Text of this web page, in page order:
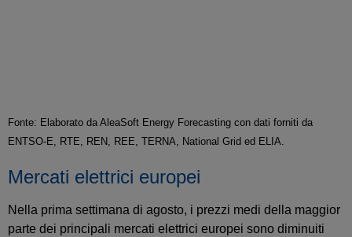
Fonte: Elaborato da AleaSoft Energy Forecasting con dati forniti da
ENTSO-E, RTE, REN, REE, TERNA, National Grid ed ELIA.
Mercati elettrici europei
Nella prima settimana di agosto, i prezzi medi della maggior
parte dei principali mercati elettrici europei sono diminuiti